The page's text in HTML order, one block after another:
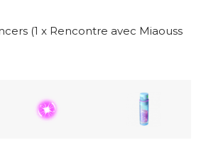
(1 x Rencontre avec Miaouss